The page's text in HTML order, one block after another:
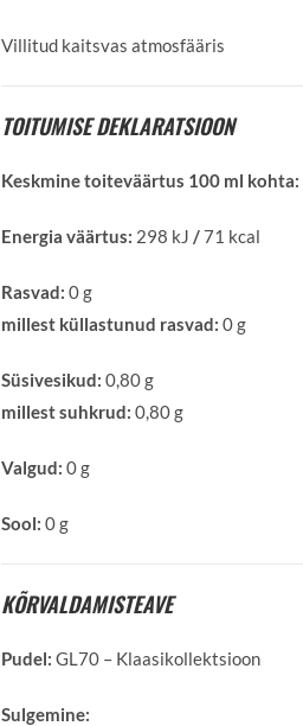
Villitud kaitsvas atmosfääris
TOITUMISE DEKLARATSIOON
Keskmine toiteväärtus 100 ml kohta:
Energia väärtus: 298 kJ /71 kcal
Rasvad: 0 g
millest küllastunud rasvad: 0 g
Süsivesikud: 0,80 g
millest suhkrud: 0,80 g
Valgud: 0 g
Sool: 0 g
KÕRVALDAMISTEAVE
Pudel: GL70 – Klaasikollektsioon
Sulgemine: